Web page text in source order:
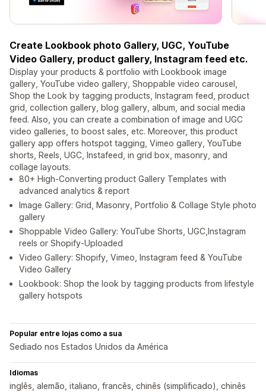
Create Lookbook photo Gallery, UGC, YouTube
Video Gallery, product gallery, Instagram feed etc.
Display your products & portfolio with Lookbook image
gallery, YouTube video gallery, Shoppable video carousel,
Shop the Look by tagging products, Instagram feed, product
grid, collection gallery, blog gallery, album, and social media
feed. Also, you can create a combination of image and UGC
video galleries, to boost sales, etc. Moreover, this product
gallery app offers hotspot tagging, Vimeo gallery, YouTube
shorts, Reels, UGC, Instafeed, in grid box, masonry, and
collage layouts.
80+ High-Converting product Gallery Templates with
advanced analytics & report
Image Gallery: Grid, Masonry, Portfolio & Collage Style photo
gallery
Shoppable Video Gallery: YouTube Shorts, UGC,Instagram
reels or Shopify-Uploaded
Video Gallery: Shopify, Vimeo, Instagram feed & YouTube
Video Gallery
Lookbook: Shop the look by tagging products from lifestyle
gallery hotspots
Popular entre lojas como a sua
Sediado nos Estados Unidos da América
Idiomas
inglês, alemão, italiano, francês, chinês (simplificado), chinês